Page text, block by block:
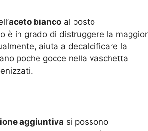
aceto bianco al posto
è in grado di distruggere la maggior
aiuta a decalcificare la
poche gocce nella vaschetta
aggiuntiva si possono